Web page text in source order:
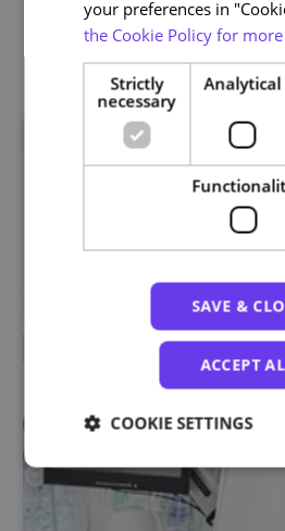
Related
your preferences in
the Cookie Policy for
Strictly
necessary
Analytical
SAVE &
ACCEPT
COOKIE SETTINGS